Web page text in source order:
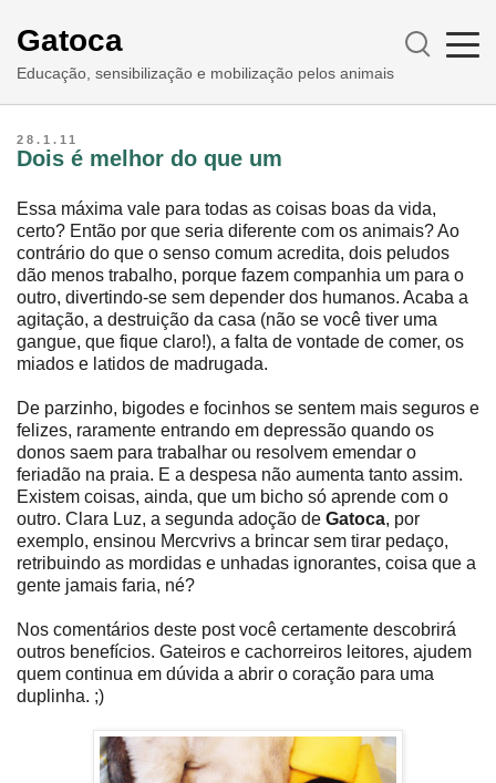
Gatoca
Educação, sensibilização e mobilização pelos animais
28.1.11
Dois é melhor do que um
Essa máxima vale para todas as coisas boas da vida,
certo? Então por que seria diferente com os animais? Ao
contrário do que o senso comum acredita, dois peludos
dão menos trabalho, porque fazem companhia um para o
outro, divertindo-se sem depender dos humanos. Acaba a
agitação, a destruição da casa (não se você tiver uma
gangue, que fique claro!), a falta de vontade de comer, os
miados e latidos de madrugada.
De parzinho, bigodes e focinhos se sentem mais seguros e
felizes, raramente entrando em depressão quando os
donos saem para trabalhar ou resolvem emendar o
feriadão na praia. E a despesa não aumenta tanto assim.
Existem coisas, ainda, que um bicho só aprende com o
outro. Clara Luz, a segunda adoção de Gatoca, por
exemplo, ensinou Mercvrivs a brincar sem tirar pedaço,
retribuindo as mordidas e unhadas ignorantes, coisa que a
gente jamais faria, né?
Nos comentários deste post você certamente descobrirá
outros benefícios. Gateiros e cachorreiros leitores, ajudem
quem continua em dúvida a abrir o coração para uma
duplinha. ;)